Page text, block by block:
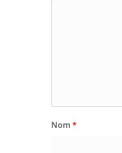
Nom *